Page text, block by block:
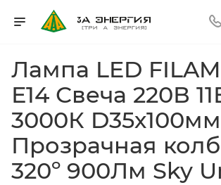
Лампа LED
Е14 Свеча 220В
3000К D35х100мм
Прозрачная
320º 900Лм Sky